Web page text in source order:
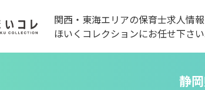
関西・東海エリアの保育士求人情報
ほいくコレクションにお任せ下さい
静